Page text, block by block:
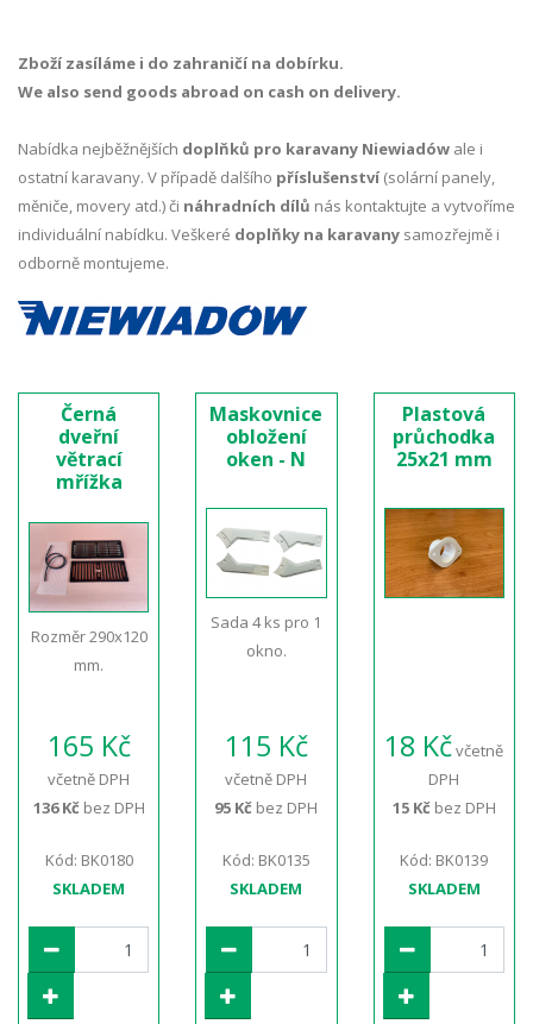
Zboží zasíláme i do zahraničí na dobírku.
We also send goods abroad on cash on delivery.
Nabídka nejběžnějších doplňků pro karavany Niewiadów ale i
ostatní karavany. V případě dalšího příslušenství(solární panely,
měniče, movery atd.) či náhradních dílů nás kontaktujte a vytvoříme
individuální nabídku. Veškeré doplňky na karavany samozřejmě i
odborně montujeme.
Černá
dveřní
větrací
mřížka
Rozměr 290x120
mm.
165 Kč
včetně DPH
136 Kčbez DPH
Kód: BK0180
SKLADEM
Maskovnice
obložení
oken - N
Sada 4 ks pro 1
okno.
115 Kč
včetně DPH
95 Kč bez DPH
Kód: BK0135
SKLADEM
Plastová
průchodka
25x21 mm
18 Kčvčetně
DPH
15 Kčbez DPH
Kód: BK0139
SKLADEM